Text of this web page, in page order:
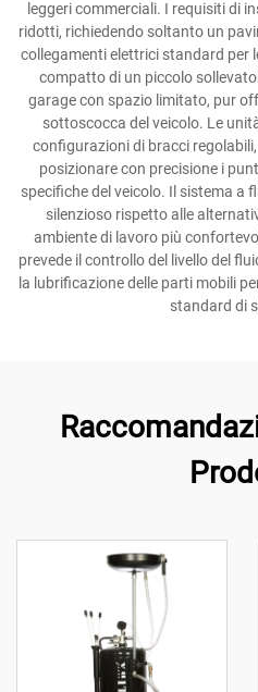
leggeri commerciali. I requisiti di
ridotti, richiedendo soltanto un
collegamenti elettrici standard per
compatto di un piccolo
garage con spazio limitato, pur
sottoscocca del veicolo. Le
configurazioni di bracci
posizionare con precisione i
specifiche del veicolo. Il sistema a
silenzioso rispetto alle
ambiente di lavoro più
prevede il controllo del livello del
la lubrificazione delle parti mobili
standard di